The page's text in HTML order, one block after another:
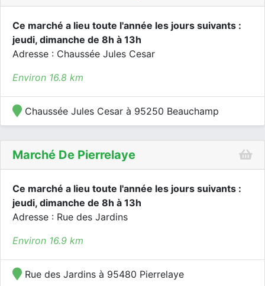
Ce marché a lieu toute l'année les jours suivants :
jeudi, dimanche de 8h à 13h
Adresse : Chaussée Jules Cesar
Environ 16.8 km
Chaussée Jules Cesar à 95250 Beauchamp
Marché De Pierrelaye
Ce marché a lieu toute l'année les jours suivants :
jeudi, dimanche de 8h à 13h
Adresse : Rue des Jardins
Environ 16.9 km
Rue des Jardins à 95480 Pierrelaye